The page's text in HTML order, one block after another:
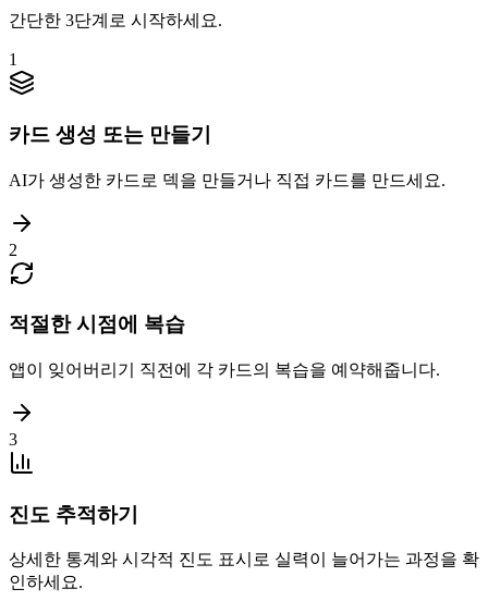
간단한 3단계로 시작하세요.
1
카드 생성 또는 만들기
AI가 생성한 카드로 덱을 만들거나 직접 카드를 만드세요.
2
적절한 시점에 복습
앱이 잊어버리기 직전에 각 카드의 복습을 예약해줍니다.
3
진도 추적하기
상세한 통계와 시각적 진도 표시로 실력이 늘어가는 과정을 확
인하세요.